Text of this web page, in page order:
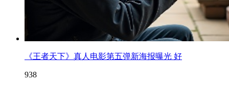
《王者天下》真人电影第五弹新海报曝光 好
938